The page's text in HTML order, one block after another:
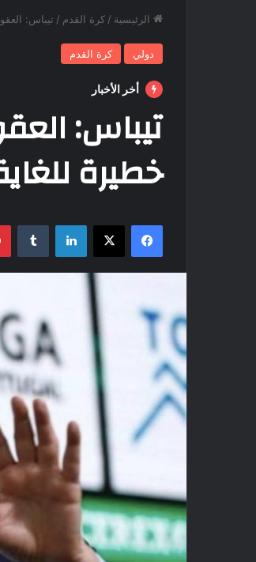
الرئيسية / كرة القدم / تيباس:
دولي كرة القدم
أخر الأخبار
تيباس:
خطيرة
فيسبوك ‫X لينكدإن